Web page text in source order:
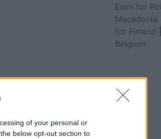
of your personal or
below opt-out section to
Esim for
Macedonia
for Finland
Belgium